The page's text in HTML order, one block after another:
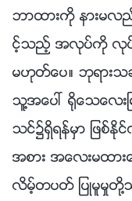
ဘာထားကို နားမ
င့္သည့္ အလုပ္ကို လုပ္
မဟုတ္ေပ။ ဘုရား
သူ႔အေပၚ ႐ိုေသေလးျ
သင္၌ရွိရန္မွာ ျဖစ္
အစား အေလးမထာ
လိမ့္တပတ္ ျပဳမူမႈတို